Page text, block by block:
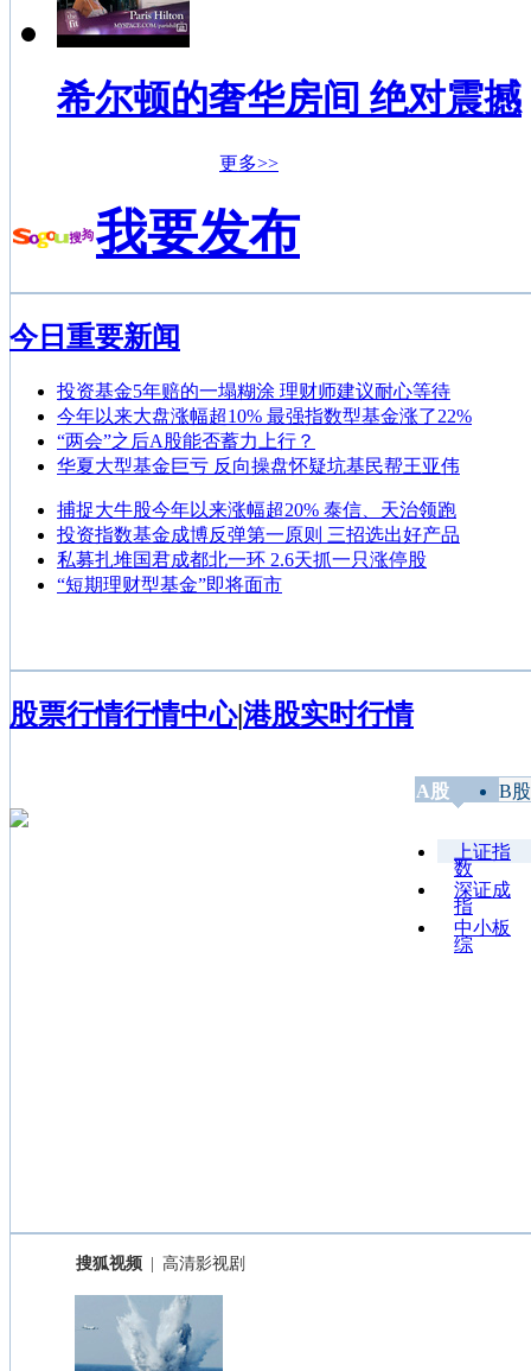
希尔顿的奢华房间 绝对震撼
更多>>
我要发布
今日重要新闻
投资基金5年赔的一塌糊涂 理财师建议耐心等待
今年以来大盘涨幅超10% 最强指数型基金涨了22%
“两会”之后A股能否蓄力上行？
华夏大型基金巨亏 反向操盘怀疑坑基民帮王亚伟
捕捉大牛股今年以来涨幅超20% 泰信、天治领跑
投资指数基金成博反弹第一原则 三招选出好产品
私募扎堆国君成都北一环 2.6天抓一只涨停股
“短期理财型基金”即将面市
股票行情行情中心|港股实时行情
A股 B股
上证指
数
深证成
指
中小板
综
搜狐视频 高清影视剧